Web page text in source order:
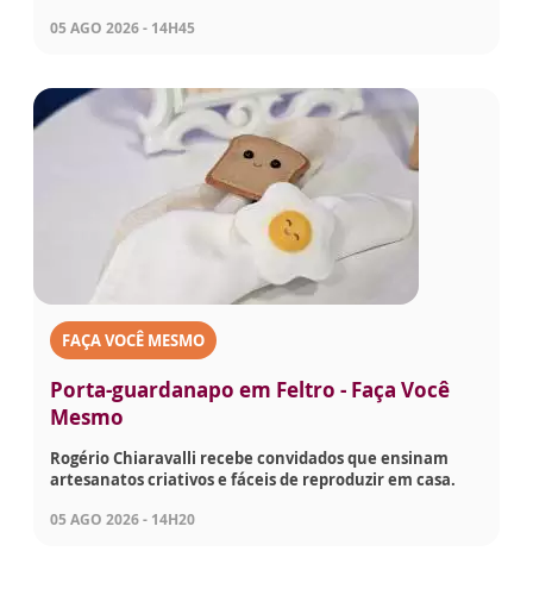
05 AGO 2026 - 14H45
FAÇA VOCÊ MESMO
Porta-guardanapo em Feltro - Faça Você
Mesmo
Rogério Chiaravalli recebe convidados que ensinam
artesanatos criativos e fáceis de reproduzir em casa.
05 AGO 2026 - 14H20